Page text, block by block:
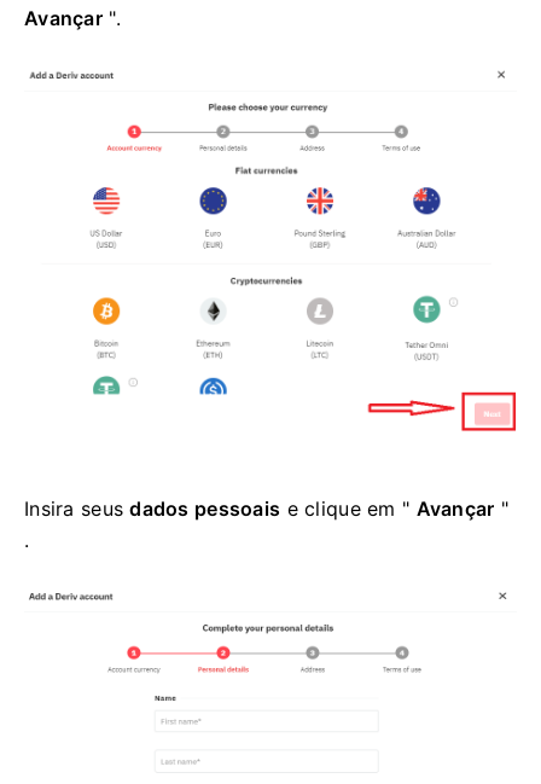
Avançar".
Insira seusdados pessoais e clique em " Avançar "
.